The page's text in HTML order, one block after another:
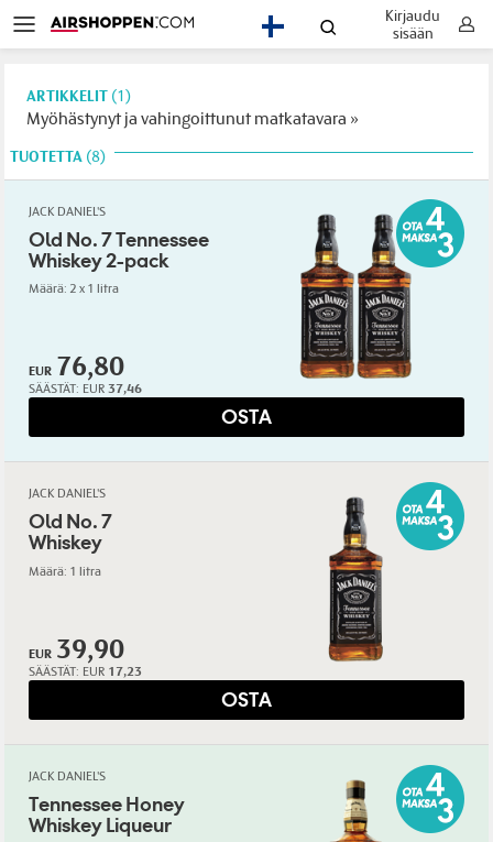
Kirjaudu
sisään
ARTIKKELIT (1)
Myöhästynyt ja vahingoittunut matkatavara
8
TUOTETTA
JACK DANIEL'S
Old No. 7 Tennessee
Whiskey 2-pack
Määrä: 2 x 1 litra
EUR 76,80
SÄÄSTÄT: EUR 37,46
OSTA
JACK DANIEL'S
Old No. 7
Whiskey
Määrä: 1 litra
EUR 39,90
SÄÄSTÄT: EUR 17,23
OSTA
JACK DANIEL'S
Tennessee Honey
Whiskey Liqueur